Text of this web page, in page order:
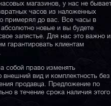
магазинов, у нас не
часов из наложенных
примерял до вас. Все часы в
новые и вы будете
запястье. Для нас это важно и
гарантировать клиентам
собой право изменять
внешний вид и комплектность без
продавца. Предложение по
в течение срока наличия этого